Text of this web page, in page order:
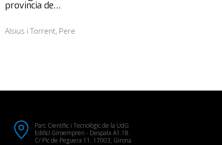
provincia de…
Alsius i Torrent, Pere
Parc Científic i Tecnològic de la UdG
Edifici Giroempren - Despatx A1.18.
C/ Pic de Peguera 11. 17003, Girona